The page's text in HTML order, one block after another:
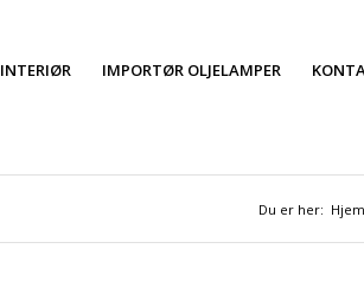
INTERIØR IMPORTØR OLJELAMPER
Du er her: Hjem